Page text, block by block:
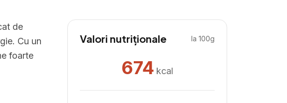
de
Cu un
foarte
Valori nutriționale la 100g
674 kcal